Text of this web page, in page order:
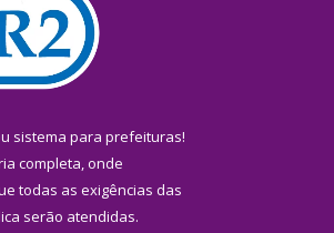
sistema para prefeituras!
completa, onde
todas as exigências das
serão atendidas.